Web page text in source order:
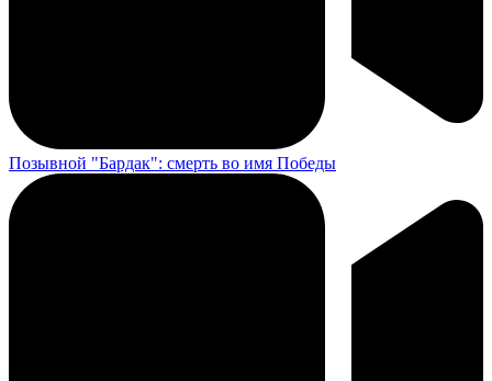
Позывной "Бардак": смерть во имя Победы